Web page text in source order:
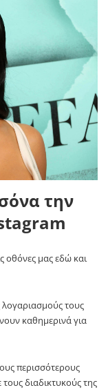
την
οθόνες μας εδώ και
λογαριασμούς τους
καθημερινά για
περισσότερους
διαδικτυκούς της